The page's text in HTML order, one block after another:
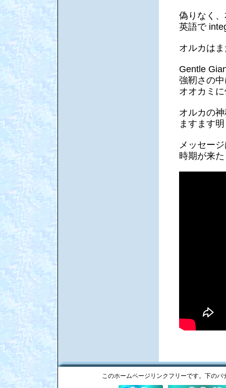
偽りなく
英語で
オルカは
Gentle
強靭さの
オオカミ
オルカの
ますます
メッセー
時期が来
このホームページリンクフリーです。下の